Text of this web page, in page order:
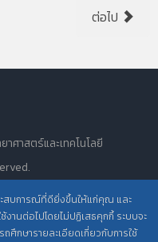
ต่อไป
ะสบการณ์ที่ดียิ่งขึ้นให้แก่คุณ และ
นต่อไปโดยไม่ปฏิเสธคุกกี้ ระบบจะ
กษารายละเอียดเกี่ยวกับการใช้
ศาสตร์และเทคโนโลยี
วนบุคคล วศ. /